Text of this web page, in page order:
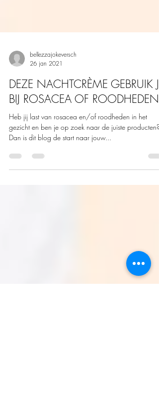
bellezzajokeversch
26 jan 2021
DEZE NACHTCRÈME GEBRUIK JE
BIJ ROSACEA OF ROODHEDEN
Heb jij last van rosacea en/of roodheden in het